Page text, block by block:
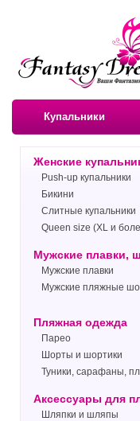
Купальники
Женские
Push-up купальники
Бикини
Слитные купальники
Queen size (XL и
Мужские плавки,
Мужские плавки
Мужские пляжные
Пляжная одежда
Парео
Шорты и шортики
Туники, сарафаны,
Аксессуары для
Шляпки и шляпы